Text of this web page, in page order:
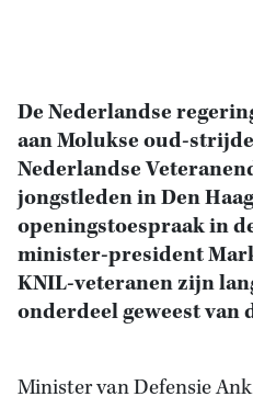
De Nederlandse
aan Molukse oud-
Nederlandse
jongstleden in Den
openingstoespraak in
minister-president
KNIL-veteranen zijn
onderdeel geweest van
Minister van Defensie